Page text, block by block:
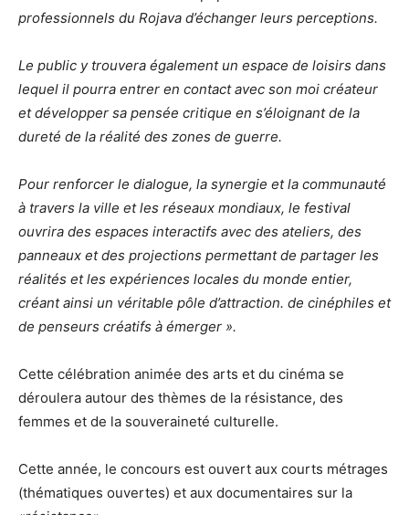
professionnels du Rojava d’échanger leurs perceptions.
Le public y trouvera également un espace de loisirs dans
lequel il pourra entrer en contact avec son moi créateur
et développer sa pensée critique en s’éloignant de la
dureté de la réalité des zones de guerre.
Pour renforcer le dialogue, la synergie et la communauté
à travers la ville et les réseaux mondiaux, le festival
ouvrira des espaces interactifs avec des ateliers, des
panneaux et des projections permettant de partager les
réalités et les expériences locales du monde entier,
créant ainsi un véritable pôle d’attraction. de cinéphiles et
de penseurs créatifs à émerger ».
Cette célébration animée des arts et du cinéma se
déroulera autour des thèmes de la résistance, des
femmes et de la souveraineté culturelle.
Cette année, le concours est ouvert aux courts métrages
(thématiques ouvertes) et aux documentaires sur la